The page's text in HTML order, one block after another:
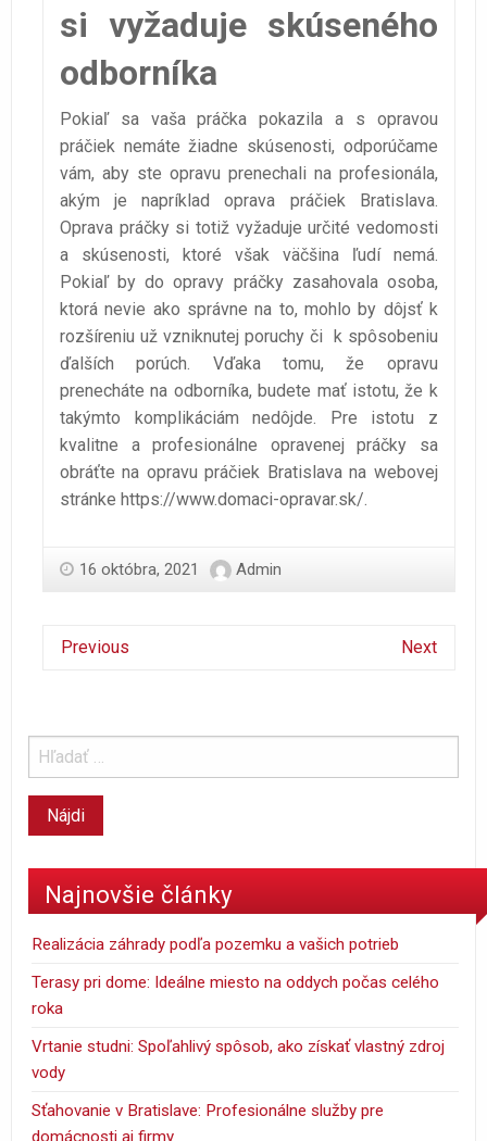
si vyžaduje skúseného
odborníka
Pokiaľ sa vaša práčka pokazila a s opravou
práčiek nemáte žiadne skúsenosti, odporúčame
vám, aby ste opravu prenechali na profesionála,
akým je napríklad oprava práčiek Bratislava.
Oprava práčky si totiž vyžaduje určité vedomosti
a skúsenosti, ktoré však väčšina ľudí nemá.
Pokiaľ by do opravy práčky zasahovala osoba,
ktorá nevie ako správne na to, mohlo by dôjsť k
rozšíreniu už vzniknutej poruchy či k spôsobeniu
ďalších porúch. Vďaka tomu, že opravu
prenecháte na odborníka, budete mať istotu, že k
takýmto komplikáciám nedôjde. Pre istotu z
kvalitne a profesionálne opravenej práčky sa
obráťte na opravu práčiek Bratislava na webovej
stránke https://www.domaci-opravar.sk/.
16 októbra, 2021 Admin
Previous Next
Najnovšie články
Realizácia záhrady podľa pozemku a vašich potrieb
Terasy pri dome: Ideálne miesto na oddych počas celého
roka
Vrtanie studni: Spoľahlivý spôsob, ako získať vlastný zdroj
vody
Sťahovanie v Bratislave: Profesionálne služby pre